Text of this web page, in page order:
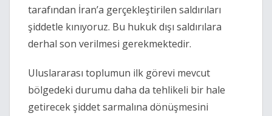
tarafından İran’a gerçekleştirilen saldırıları
şiddetle kınıyoruz. Bu hukuk dışı saldırılara
derhal son verilmesi gerekmektedir.
Uluslararası toplumun ilk görevi mevcut
bölgedeki durumu daha da tehlikeli bir hale
getirecek şiddet sarmalına dönüşmesini